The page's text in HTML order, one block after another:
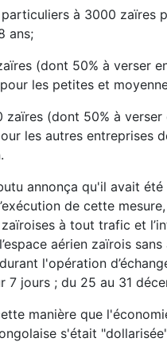
à 3000 zaïres
ans;
(dont 50% à verser
les petites et
zaïres (dont 50% à verser
les autres entreprises
annonça qu'il avait
de cette
à tout trafic et
aérien zaïrois
l'opération
7 jours ; du 25 au 31
manière que
s'était